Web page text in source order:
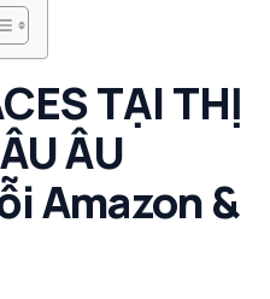
TẠI THỊ
ÂU
Amazon &